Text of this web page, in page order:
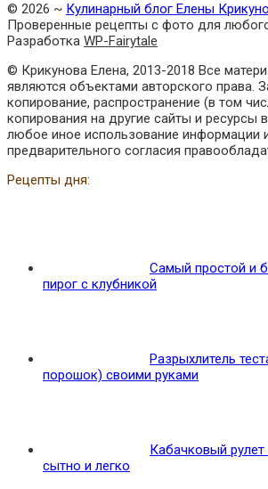
© 2026 ~ Кулинарный блог Елены
Проверенные рецепты с фото для
Разработка WP-Fairytale
© Крикунова Елена, 2013-2018 Все
являются объектами авторского права.
копирование, распространение (в том
копирования на другие сайты и ресурсы
любое иное использование информации
предварительного согласия
Рецепты дня:
Самый простой и
пирог с клубникой
Разрыхлитель
порошок) своими руками
Кабачковый
сытно и легко